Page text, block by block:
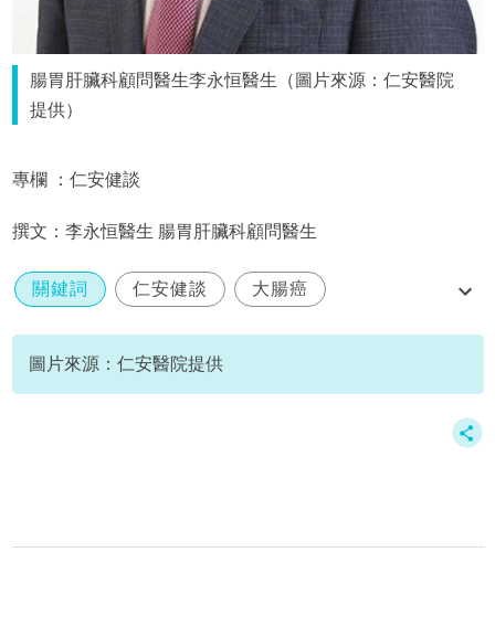
腸胃肝臟科顧問醫生李永恒醫生（圖片來源：仁安醫院
提供）
專欄 ：仁安健談
撰文：李永恒醫生 腸胃肝臟科顧問醫生
關鍵詞 仁安健談 大腸癌
腸道健康
李永恒
圖片來源：仁安醫院提供